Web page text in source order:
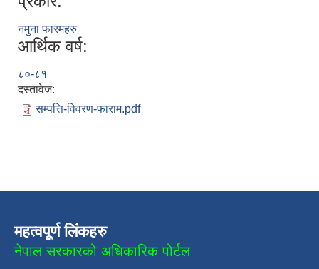
नमुना फारमहरु
आर्थिक वर्ष:
८०-८१
दस्तावेज:
सम्पत्ति-विवरण-फाराम.pdf
महत्वपूर्ण लिंकहरु
नेपाल सरकारको अधिकारिक पोर्टल